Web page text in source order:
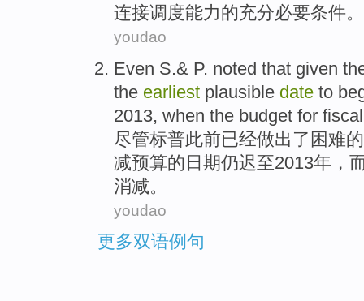
连接调度能力的充分必要条件。
youdao
Even S.& P. noted that given
the earliest plausible date to
2013, when the budget for fiscal
尽管标普此前已经做出 了 困难的
减预算的 日期仍迟至2013年 ，
消减。
youdao
更多双语例句